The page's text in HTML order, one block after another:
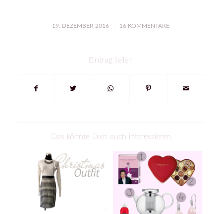
19. DEZEMBER 2016
/ 16 KOMMENTARE
Eintrag teilen
Das könnte Dich auch interessieren